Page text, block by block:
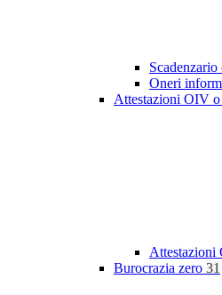
Oneri
Attestazioni OIV o
Attestazioni
Burocrazia zero 31